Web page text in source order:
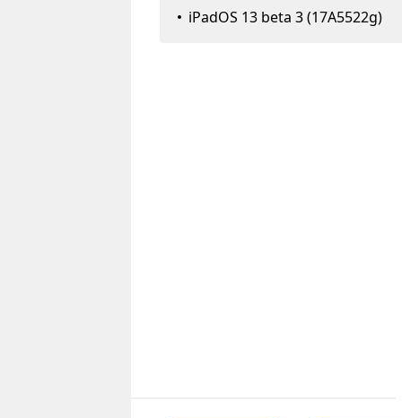
iPadOS 13 beta 3 (17A5522g)